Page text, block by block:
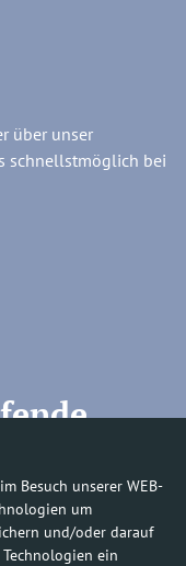
Besuch unserer WEB-
um
und/oder darauf
ein
über unser
schnellstmöglich bei